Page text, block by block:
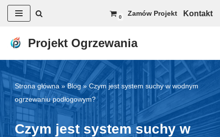
do
0 Zamów Projekt Kontakt
Projekt Ogrzewania
Strona główna »Blog»Czym jest system suchy w wodnym
ogrzewaniu podłogowym?
Czym jest system suchy w